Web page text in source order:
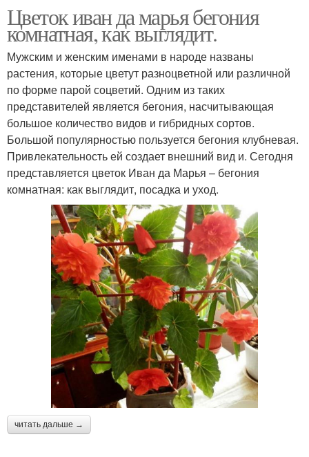
Цветок иван да марья бегония
комнатная, как выглядит.
Мужским и женским именами в народе названы
растения, которые цветут разноцветной или различной
по форме парой соцветий. Одним из таких
представителей является бегония, насчитывающая
большое количество видов и гибридных сортов.
Большой популярностью пользуется бегония клубневая.
Привлекательность ей создает внешний вид и. Сегодня
представляется цветок Иван да Марья – бегония
комнатная: как выглядит, посадка и уход.
читать дальше →